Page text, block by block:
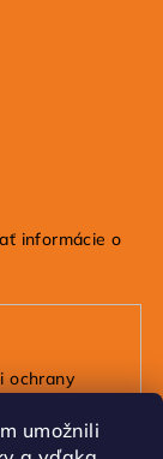
umožnili
informácie o
ochrany